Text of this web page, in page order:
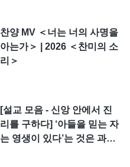
찬양 MV ＜너는 너의 사명을
아는가＞ | 2026 ＜찬미의 소
리＞
[설교 모음 - 신앙 안에서 진
리를 구하다] ‘아들을 믿는 자
는 영생이 있다’는 것은 과연